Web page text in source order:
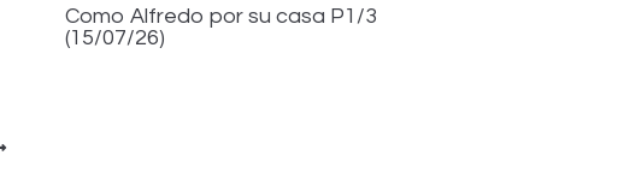
Como Alfredo por su casa P1/3
(15/07/26)